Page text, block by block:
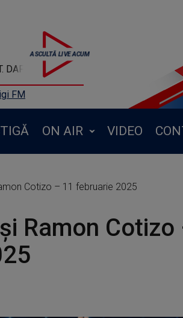
FM
ON AIR VIDEO
Cotizo – 11 februarie 2025
Ramon Cotizo